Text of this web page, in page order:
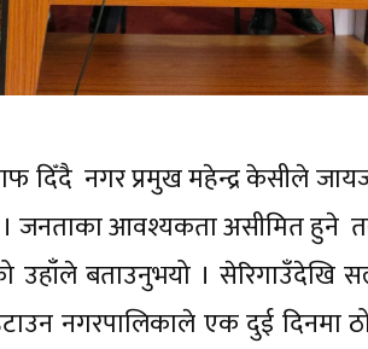
दिँदै नगर प्रमुख महेन्द्र केसीले
। जनताका आवश्यकता असीमित हुने
बताउनुभयो । सेरिगाउँदेखि
नगरपालिकाले एक दुई दिनमा